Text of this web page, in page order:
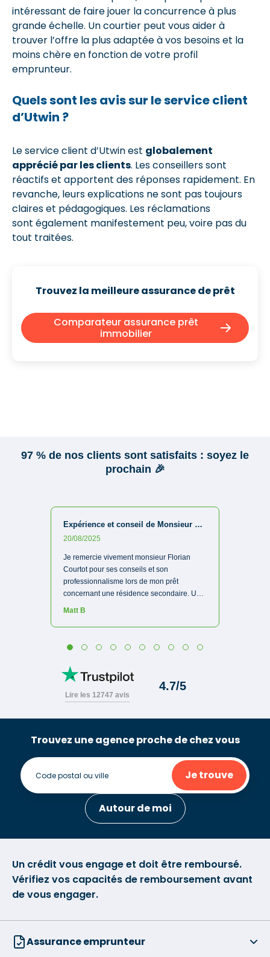
intéressant de faire jouer la concurrence à plus
grande échelle. Un courtier peut vous aider à
trouver l’offre la plus adaptée à vos besoins et la
moins chère en fonction de votre profil
emprunteur.
Quels sont les avis sur le service client
d’Utwin ?
Le service client d’Utwin est globalement
apprécié par les clients. Les conseillers sont
réactifs et apportent des réponses rapidement. En
revanche, leurs explications ne sont pas toujours
claires et pédagogiques. Les réclamations
sont également manifestement peu, voire pas du
tout traitées.
Trouvez la meilleure assurance de prêt
Comparateur assurance prêt
immobilier
Trouvez une agence proche de chez vous
Je trouve
Autour de moi
Un crédit vous engage et doit être remboursé.
Vérifiez vos capacités de remboursement avant
de vous engager.
Assurance emprunteur